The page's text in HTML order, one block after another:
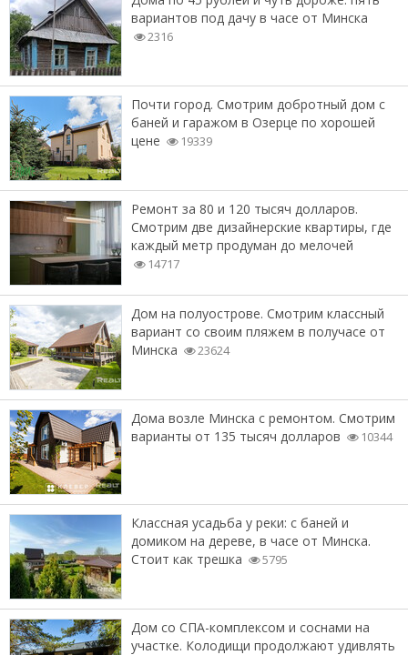
вариантов под дачу в часе от Минска
2316
Почти город. Смотрим добротный дом с
баней и гаражом в Озерце по хорошей
цене
19339
Ремонт за 80 и 120 тысяч долларов.
Смотрим две дизайнерские квартиры, где
каждый метр продуман до мелочей
14717
Дом на полуострове. Смотрим классный
вариант со своим пляжем в получасе от
Минска
23624
Дома возле Минска с ремонтом. Смотрим
варианты от 135 тысяч долларов
10344
Классная усадьба у реки: с баней и
домиком на дереве, в часе от Минска.
Стоит как трешка
5795
Дом со СПА-комплексом и соснами на
участке. Колодищи продолжают удивлять